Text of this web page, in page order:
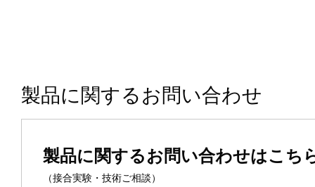
製品に関するお問い合わせ
製品に関するお問い合わせはこち
（接合実験・技術ご相談）